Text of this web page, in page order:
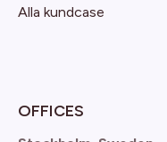
Alla kundcase
OFFICES